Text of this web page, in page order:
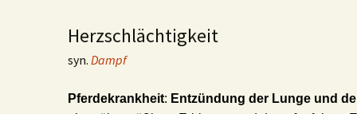
Herzschlächtigkeit
syn. Dampf
Pferdekrankheit: Entzündung der Lunge und